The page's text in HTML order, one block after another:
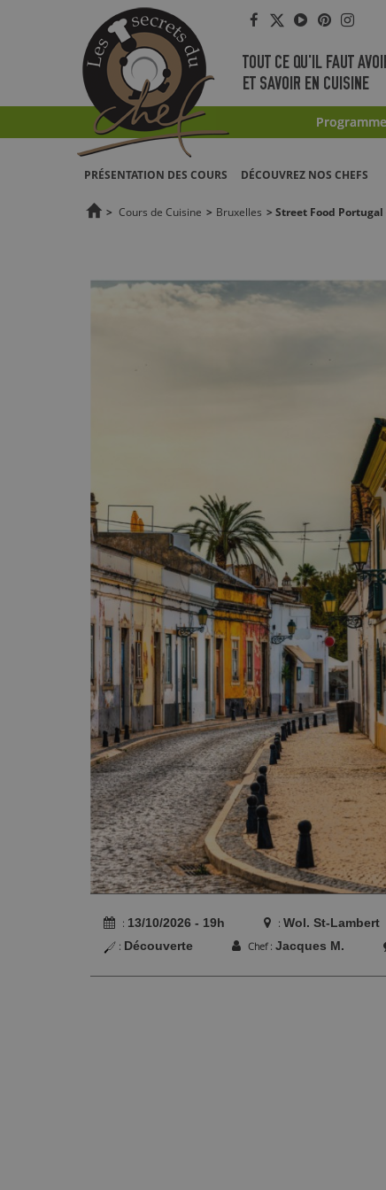
Facebook
Twitter
YouTube
Pinterest
TOUT CE QU'IL FAUT
ET SAVOIR EN CUISINE
PRÉSENTATION DES COURS DÉCOUVREZ NOS CHEFS
> Cours de Cuisine > Bruxelles > Street Food Portugal
13/10/2026 - 19h Wol. St-Lambert
Découverte
Chef Jacques M.